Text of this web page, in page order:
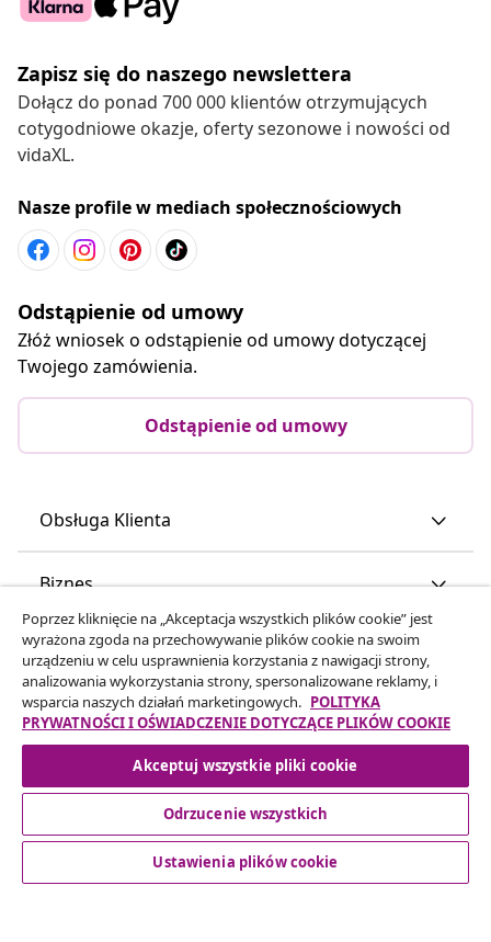
Zapisz się do naszego newslettera
Dołącz do ponad 700 000 klientów otrzymujących
cotygodniowe okazje, oferty sezonowe i nowości od
vidaXL.
Nasze profile w mediach społecznościowych
Odstąpienie od umowy
Złóż wniosek o odstąpienie od umowy dotyczącej
Twojego zamówienia.
Odstąpienie od umowy
Obsługa Klienta
Biznes
vidaXL
Odkryj więcej
© 2008-2026 vidaXL www.vidaxl.pl jest sklepem internetowym
Poprzez kliknięcie na „Akceptacja wszystkich plików cookie” jest
wyrażona zgoda na przechowywanie plików cookie na swoim
urządzeniu w celu usprawnienia korzystania z nawigacji strony,
analizowania wykorzystania strony, spersonalizowane reklamy, i
wsparcia naszych działań marketingowych. POLITYKA
PRYWATNOŚCI I OŚWIADCZENIE DOTYCZĄCE PLIKÓW COOKIE
Akceptuj wszystkie pliki cookie
Odrzucenie wszystkich
Ustawienia plików cookie